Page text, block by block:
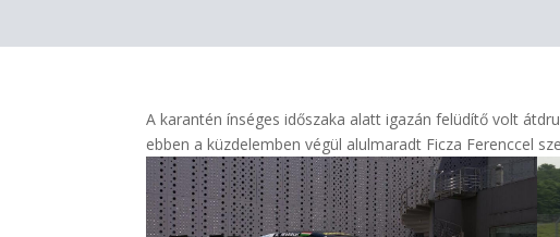
A karantén ínséges időszaka alatt igazán felüdítő volt
ebben a küzdelemben végül alulmaradt Ficza Ferenccel